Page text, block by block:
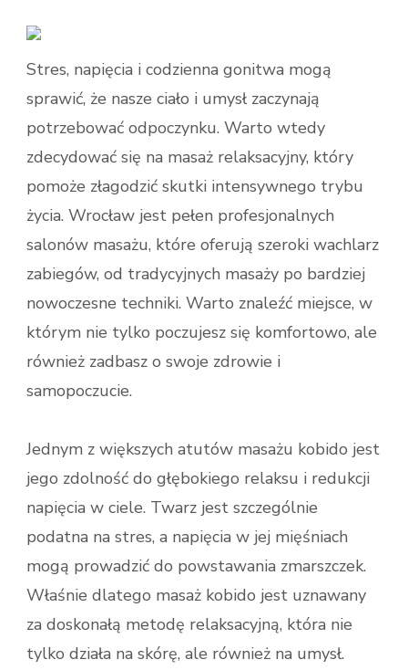
Stres, napięcia i codzienna gonitwa mogą
sprawić, że nasze ciało i umysł zaczynają
potrzebować odpoczynku. Warto wtedy
zdecydować się na masaż relaksacyjny, który
pomoże złagodzić skutki intensywnego trybu
życia. Wrocław jest pełen profesjonalnych
salonów masażu, które oferują szeroki wachlarz
zabiegów, od tradycyjnych masaży po bardziej
nowoczesne techniki. Warto znaleźć miejsce, w
którym nie tylko poczujesz się komfortowo, ale
również zadbasz o swoje zdrowie i
samopoczucie.
Jednym z większych atutów masażu kobido jest
jego zdolność do głębokiego relaksu i redukcji
napięcia w ciele. Twarz jest szczególnie
podatna na stres, a napięcia w jej mięśniach
mogą prowadzić do powstawania zmarszczek.
Właśnie dlatego masaż kobido jest uznawany
za doskonałą metodę relaksacyjną, która nie
tylko działa na skórę, ale również na umysł.